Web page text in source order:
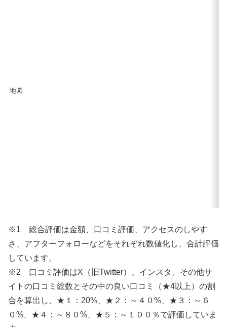
地図
※1 総合評価は金額、口コミ評価、アクセスのしやす
さ、アフターフォローなどをそれぞれ数値化し、合計評価
しています。
※2 口コミ評価はX（旧Twitter）、インスタ、その他サ
イトの口コミ総数とその中の良い口コミ（★4以上）の割
合を算出し、★１：20%、★２：～４０%、★３：～６
０%、★４：～８０%、★５：～１００％で評価していま